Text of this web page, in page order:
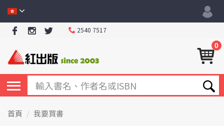
2540 7517
0
首頁 我要買書